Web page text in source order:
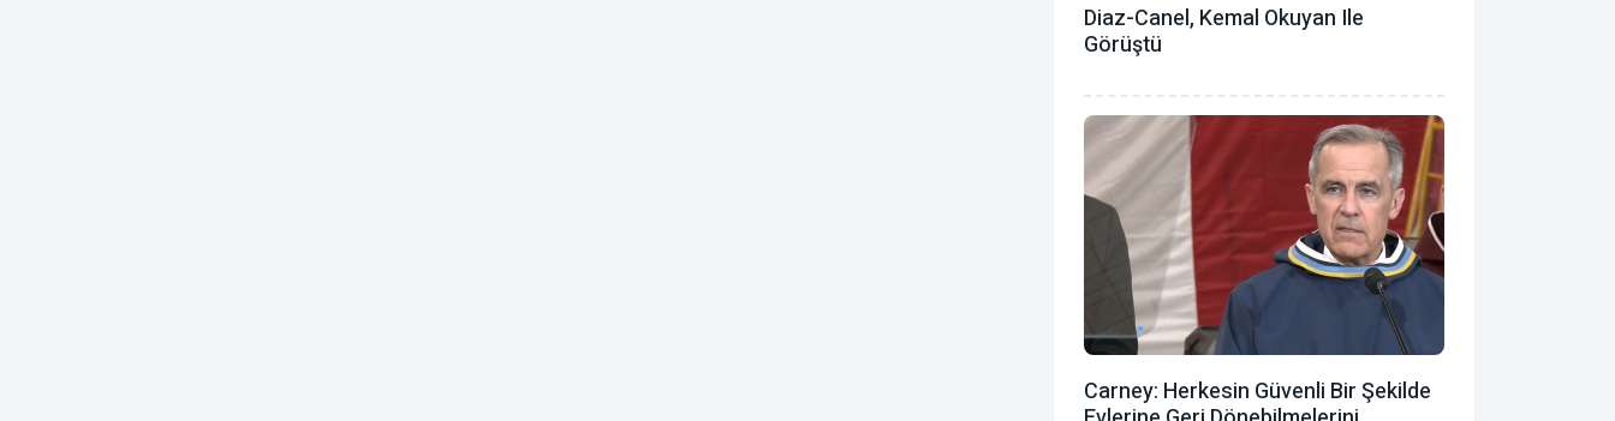
Diaz-Canel, Kemal Okuyan Ile
Görüştü
Carney: Herkesin Güvenli Bir Şekilde